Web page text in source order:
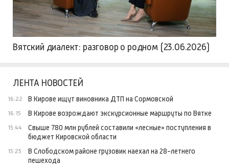
Вятский диалект: разговор о родном (23.06.2026)
ЛЕНТА НОВОСТЕЙ
16:22 В Кирове ищут виновника ДТП на Сормовской
16:15 В Кирове возрождают экскурсионные маршруты по Вятке
15:44
Свыше 780 млн рублей составили «лесные» поступления в
бюджет Кировской области
15:25
В Слободском районе грузовик наехал на 28-летнего
пешехода